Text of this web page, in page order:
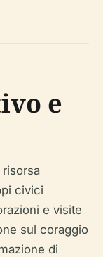
e
civici
e visite
sul coraggio
di